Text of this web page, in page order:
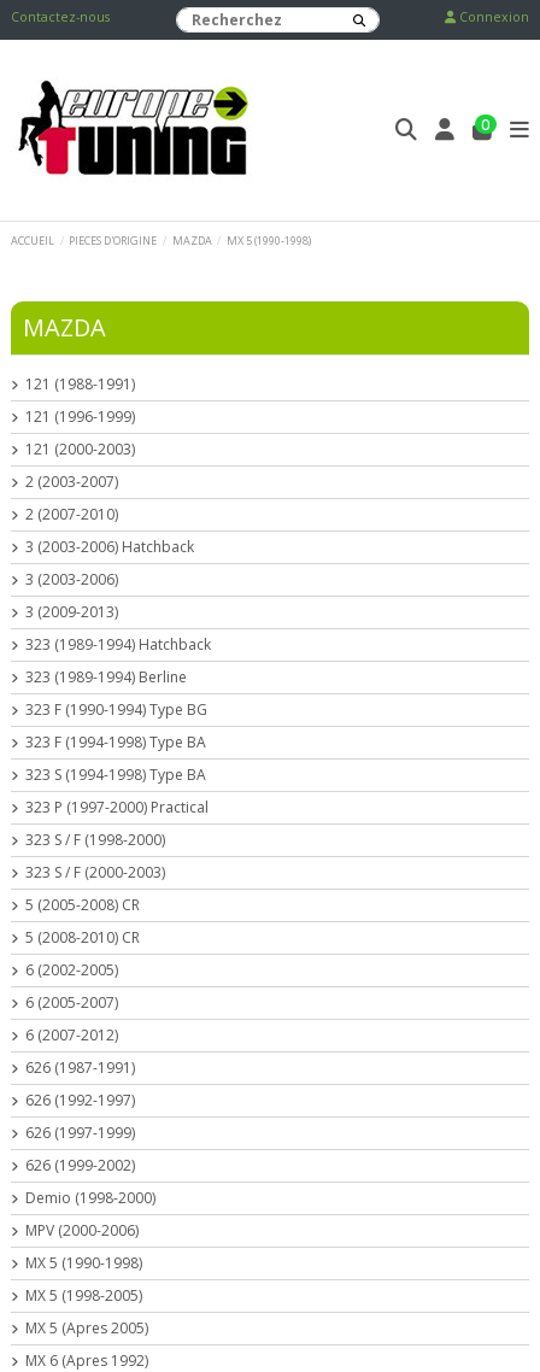
Contactez-nous Connexion
0
ACCUEIL PIECES D'ORIGINE MAZDA MX 5 (1990-1998)
MAZDA
121 (1988-1991)
121 (1996-1999)
121 (2000-2003)
2 (2003-2007)
2 (2007-2010)
3 (2003-2006) Hatchback
3 (2003-2006)
3 (2009-2013)
323 (1989-1994) Hatchback
323 (1989-1994) Berline
323 F (1990-1994) Type BG
323 F (1994-1998) Type BA
323 S (1994-1998) Type BA
323 P (1997-2000) Practical
323 S / F (1998-2000)
323 S / F (2000-2003)
5 (2005-2008) CR
5 (2008-2010) CR
6 (2002-2005)
6 (2005-2007)
6 (2007-2012)
626 (1987-1991)
626 (1992-1997)
626 (1997-1999)
626 (1999-2002)
Demio (1998-2000)
MPV (2000-2006)
MX 5 (1990-1998)
MX 5 (1998-2005)
MX 5 (Apres 2005)
MX 6 (Apres 1992)